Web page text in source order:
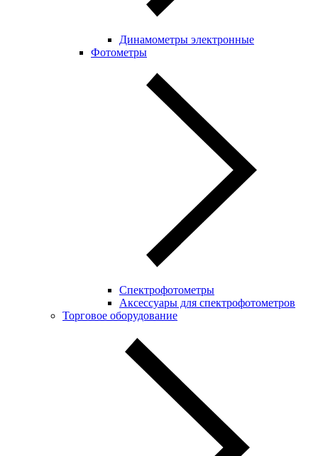
Динамометры электронные
Фотометры
Спектрофотометры
Аксессуары для спектрофотометров
Торговое оборудование